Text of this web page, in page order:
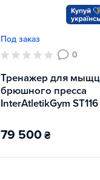
Под заказ
0
Тренажер для мыщц
брюшного пресса
InterAtletikGym ST116
79 500₴